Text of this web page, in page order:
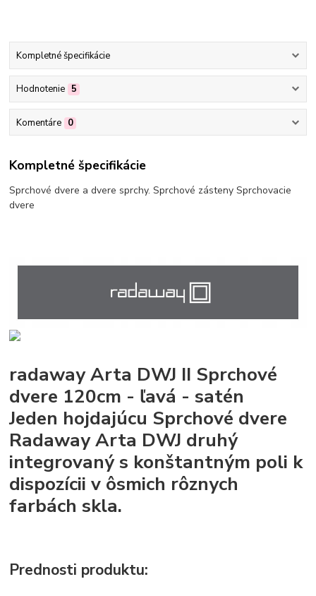
Kompletné špecifikácie
Hodnotenie 5
Komentáre 0
Kompletné špecifikácie
Sprchové dvere a dvere sprchy. Sprchové zásteny Sprchovacie
dvere
radaway Arta DWJ II Sprchové
dvere 120cm - ľavá - satén
Jeden hojdajúcu Sprchové dvere
Radaway Arta DWJ druhý
integrovaný s konštantným poli k
dispozícii v ôsmich rôznych
farbách skla.
Prednosti produktu: